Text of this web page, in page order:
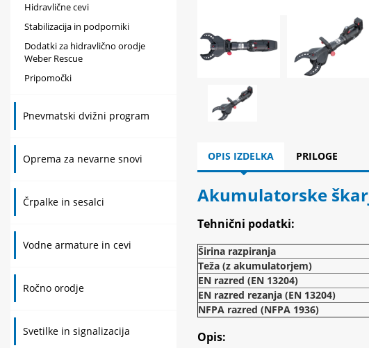
Hidravlične cevi
Stabilizacija in podporniki
Dodatki za hidravlično orodje
Weber Rescue
Pripomočki
Pnevmatski dvižni program
Oprema za nevarne snovi
Črpalke in sesalci
Vodne armature in cevi
Ročno orodje
Svetilke in signalizacija
OPIS IZDELKA PRILOGE
Akumulatorske
Tehnični podatki:
Širina razpiranja
Teža (z akumulatorjem)
EN razred (EN 13204)
EN razred rezanja (EN 13204)
NFPA razred (NFPA 1936)
Opis: